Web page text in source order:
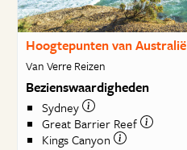
Hoogtepunten van Australië
Van Verre Reizen
Bezienswaardigheden
Sydney
Great Barrier Reef
Kings Canyon